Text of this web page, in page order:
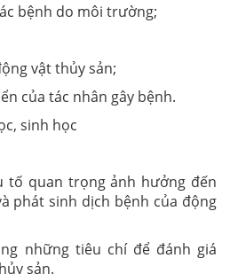
bệnh do môi trường;
vật thủy sản;
của tác nhân gây bệnh.
sinh học
tố quan trọng ảnh hưởng đến
phát sinh dịch bệnh của động
những tiêu chí để đánh giá
sản.